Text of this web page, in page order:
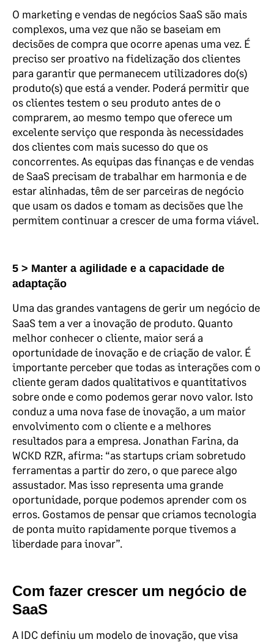
O marketing e vendas de negócios SaaS são mais
complexos, uma vez que não se baseiam em
decisões de compra que ocorre apenas uma vez. É
preciso ser proativo na fidelização dos clientes
para garantir que permanecem utilizadores do(s)
produto(s) que está a vender. Poderá permitir que
os clientes testem o seu produto antes de o
comprarem, ao mesmo tempo que oferece um
excelente serviço que responda às necessidades
dos clientes com mais sucesso do que os
concorrentes. As equipas das finanças e de vendas
de SaaS precisam de trabalhar em harmonia e de
estar alinhadas, têm de ser parceiras de negócio
que usam os dados e tomam as decisões que lhe
permitem continuar a crescer de uma forma viável.
5 > Manter a agilidade e a capacidade de
adaptação
Uma das grandes vantagens de gerir um negócio de
SaaS tem a ver a inovação de produto. Quanto
melhor conhecer o cliente, maior será a
oportunidade de inovação e de criação de valor. É
importante perceber que todas as interações com o
cliente geram dados qualitativos e quantitativos
sobre onde e como podemos gerar novo valor. Isto
conduz a uma nova fase de inovação, a um maior
envolvimento com o cliente e a melhores
resultados para a empresa. Jonathan Farina, da
WCKD RZR, afirma: “as startups criam sobretudo
ferramentas a partir do zero, o que parece algo
assustador. Mas isso representa uma grande
oportunidade, porque podemos aprender com os
erros. Gostamos de pensar que criamos tecnologia
de ponta muito rapidamente porque tivemos a
liberdade para inovar”.
Com fazer crescer um negócio de
SaaS
A IDC definiu um modelo de inovação, que visa